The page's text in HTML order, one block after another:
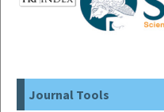
Journal Tools